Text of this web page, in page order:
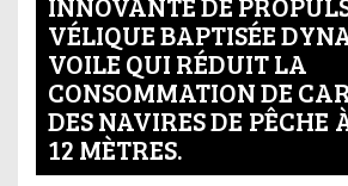
VÉLIQUE BAPTISÉE
VOILE QUI RÉDUIT LA
CONSOMMATION DE
DES NAVIRES DE PÊCHE
12 MÈTRES.